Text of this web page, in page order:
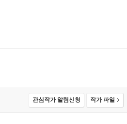
관심작가 알림신청 작가 파일